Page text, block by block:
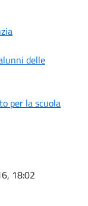
delle
per la scuola
18:02